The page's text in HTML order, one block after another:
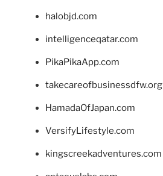
halobjd.com
intelligenceqatar.com
PikaPikaApp.com
takecareofbusinessdfw.org
HamadaOfJapan.com
VersifyLifestyle.com
kingscreekadventures.com